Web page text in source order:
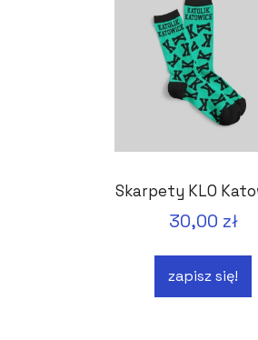
Skarpety KLO
30,00 zł
zapisz się!